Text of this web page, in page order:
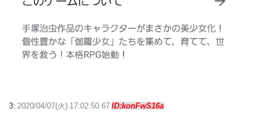
3: 2020/04/07(火) 17:02:50.67 ID:konFwS16a